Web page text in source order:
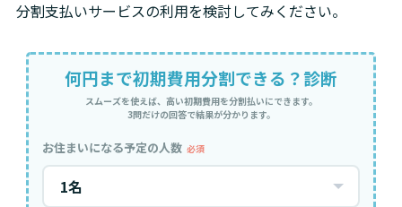
分割支払いサービスの利用を検討してみください。
何円まで初期費用分割できる？診断
スムーズを使えば、高い初期費用を分割払いにできます。
3問だけの回答で結果が分かります。
お住まいになる予定の人数 必須